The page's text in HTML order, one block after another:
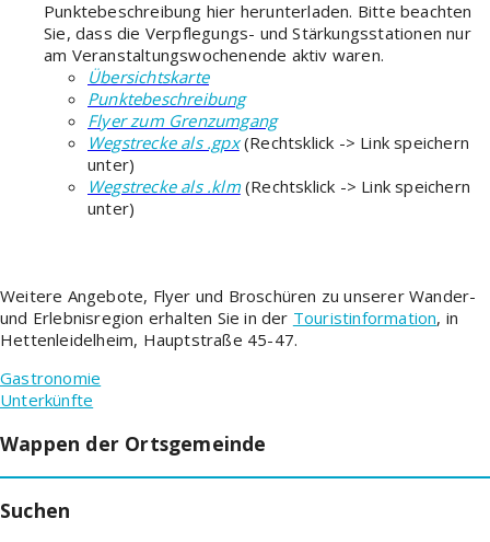
Punktebeschreibung hier herunterladen. Bitte beachten
Sie, dass die Verpflegungs- und Stärkungsstationen nur
am Veranstaltungswochenende aktiv waren.
Übersichtskarte
Punktebeschreibung
Flyer zum Grenzumgang
Wegstrecke als .gpx(Rechtsklick -> Link speichern
unter)
Wegstrecke als .klm(Rechtsklick -> Link speichern
unter)
Weitere Angebote, Flyer und Broschüren zu unserer Wander-
und Erlebnisregion erhalten Sie in der Touristinformation, in
Hettenleidelheim, Hauptstraße 45-47.
Gastronomie
Unterkünfte
Wappen der Ortsgemeinde
Suchen